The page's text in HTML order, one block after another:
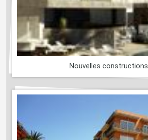
Nouvelles constructions